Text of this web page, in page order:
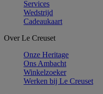
Services
Wedstrijd
Cadeaukaart
Over Le Creuset
Onze Heritage
Ons Ambacht
Winkelzoeker
Werken bij Le Creuset